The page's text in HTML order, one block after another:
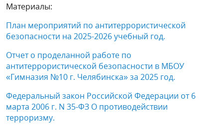
Материалы:
План мероприятий по антитеррористической
безопасности на 2025-2026 учебный год.
Отчет о проделанной работе по
антитеррористической безопасности в МБОУ
«Гимназия №10 г. Челябинска» за 2025 год.
Федеральный закон Российской Федерации от 6
марта 2006 г. N 35-ФЗ О противодействии
терроризму.